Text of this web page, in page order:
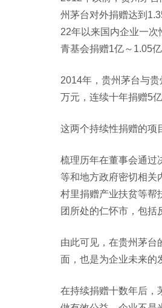
州茅台对外捐赠达到
22年以来国内企业一
青基会捐赠1亿～1.05亿
2014年，贵州茅台与
万元，连续十年捐赠5
这两个持续性捐赠的项
梳理历年在董事会通过
等和地方政府密切相关
村里捐赠产业扶贫等帮
团所处的仁怀市，包括
由此可见，在贵州茅台
面，也是为企业未来的
在持续捐赠十数年后，